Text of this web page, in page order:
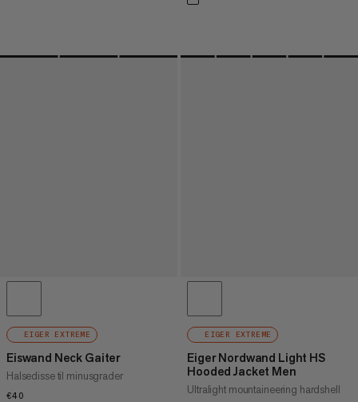
EIGER EXTREME
Eiswand Neck Gaiter
Halsedisse til minusgrader
€40
EIGER EXTREME
Eiger Nordwand Light HS
Hooded Jacket Men
Ultralight mountaineering hardshell